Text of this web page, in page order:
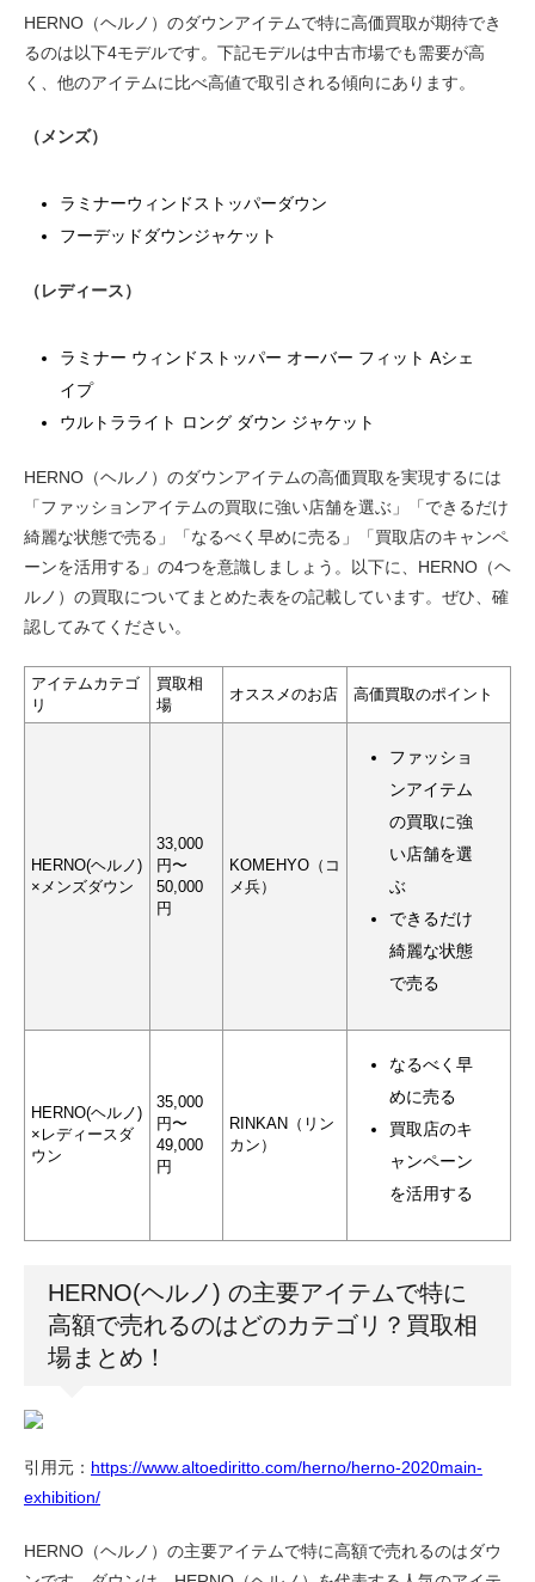
HERNO（ヘルノ）のダウンアイテムで特に高価買取が期待でき
るのは以下4モデルです。下記モデルは中古市場でも需要が高
く、他のアイテムに比べ高値で取引される傾向にあります。
（メンズ）
ラミナーウィンドストッパーダウン
フーデッドダウンジャケット
（レディース）
ラミナー ウィンドストッパー オーバー フィット Aシェ
イプ
ウルトラライト ロング ダウン ジャケット
HERNO（ヘルノ）のダウンアイテムの高価買取を実現するには
「ファッションアイテムの買取に強い店舗を選ぶ」「できるだけ
綺麗な状態で売る」「なるべく早めに売る」「買取店のキャンペ
ーンを活用する」の4つを意識しましょう。以下に、HERNO（ヘ
ルノ）の買取についてまとめた表をの記載しています。ぜひ、確
認してみてください。
アイテムカテゴ
リ
買取相
場
オススメのお店 高価買取のポイント
HERNO(ヘルノ)
×メンズダウン
33,000
円〜
50,000
円
KOMEHYO（コ
メ兵）
ファッショ
ンアイテム
の買取に強
い店舗を選
ぶ
できるだけ
綺麗な状態
で売る
HERNO(ヘルノ)
×レディースダ
ウン
35,000
円〜
49,000
円
RINKAN（リン
カン）
なるべく早
めに売る
買取店のキ
ャンペーン
を活用する
HERNO(ヘルノ) の主要アイテムで特に
高額で売れるのはどのカテゴリ？買取相
場まとめ！
引用元： https://www.altoediritto.com/herno/herno-2020main-
exhibition/
HERNO（ヘルノ）の主要アイテムで特に高額で売れるのはダウ